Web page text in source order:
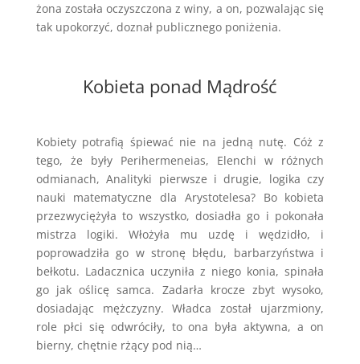
żona została oczyszczona z winy, a on, pozwalając się
tak upokorzyć, doznał publicznego poniżenia.
Kobieta ponad Mądrość
Kobiety potrafią śpiewać nie na jedną nutę. Cóż z
tego, że były Perihermeneias, Elenchi w różnych
odmianach, Analityki pierwsze i drugie, logika czy
nauki matematyczne dla Arystotelesa? Bo kobieta
przezwyciężyła to wszystko, dosiadła go i pokonała
mistrza logiki. Włożyła mu uzdę i wędzidło, i
poprowadziła go w stronę błędu, barbarzyństwa i
bełkotu. Ladacznica uczyniła z niego konia, spinała
go jak oślicę samca. Zadarła krocze zbyt wysoko,
dosiadając mężczyzny. Władca został ujarzmiony,
role płci się odwróciły, to ona była aktywna, a on
bierny, chętnie rżący pod nią…